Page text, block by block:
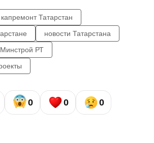
капремонт Татарстан
новости Татарстана
Минстрой РТ
0 0 0